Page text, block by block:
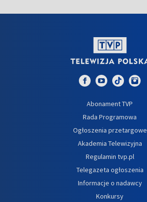
Abonament TVP
Rada Programowa
Ogłoszenia przetargowe
Akademia Telewizyjna
Regulamin tvp.pl
Telegazeta ogłoszenia
Informacje o nadawcy
Konkursy